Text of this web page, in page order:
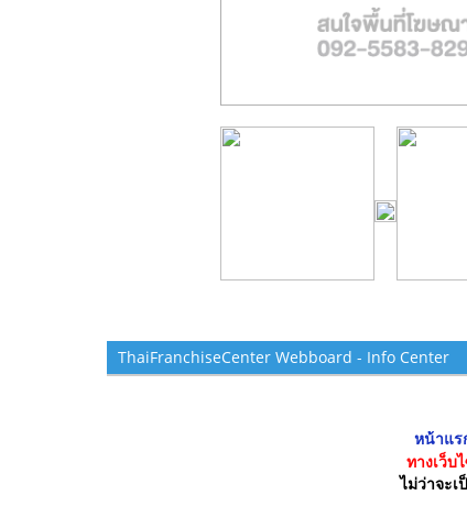
ThaiFranchiseCenter Webboard - Info Center
หน้าแร
ทางเว็บ
ไม่ว่าจะ